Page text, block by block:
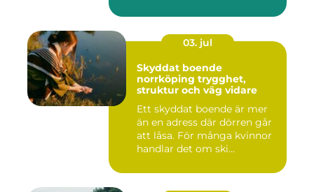
03. jul
Skyddat boende
norrköping trygghet,
struktur och väg vidare
Ett skyddat boende är mer
än en adress där dörren går
att låsa. För många kvinnor
handlar det om ski...